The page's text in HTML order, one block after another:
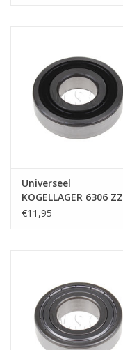
Universeel
KOGELLAGER 6306 ZZ
30 X 72 X 19
€11,95